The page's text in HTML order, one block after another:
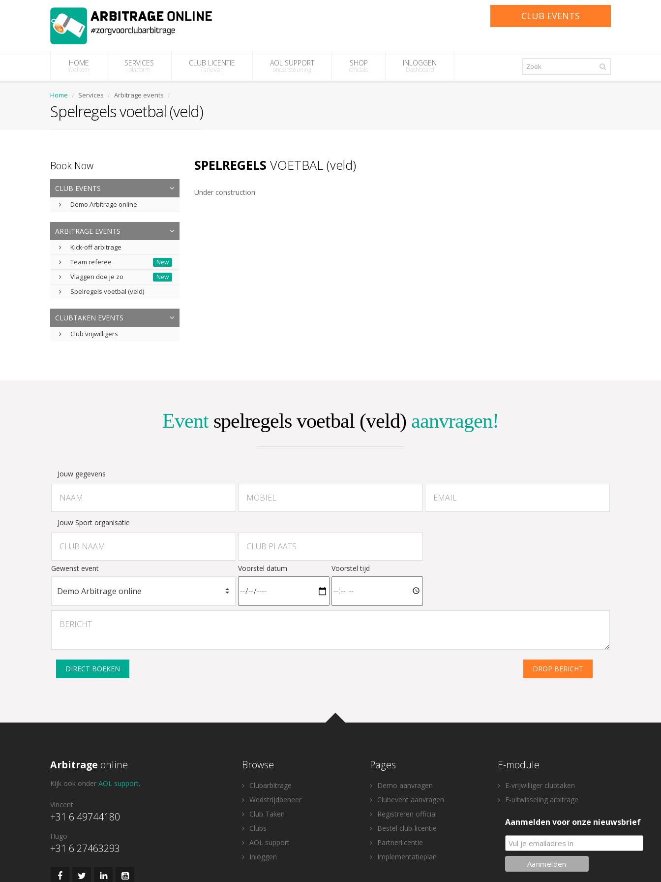
CLUB EVENTS
HOME
Welkom
SERVICES
platform
CLUB LICENTIE
Tarieven
AOL SUPPORT
ondersteuning
SHOP
officials
INLOGGEN
Dashboard
Home Services Arbitrage events
Spelregels voetbal (veld)
Book Now
CLUB EVENTS
Demo Arbitrage online
ARBITRAGE EVENTS
Kick-off arbitrage
New
Team referee
New
Vlaggen doe je zo
Spelregels voetbal (veld)
CLUBTAKEN EVENTS
Club vrijwilligers
SPELREGELS VOETBAL (veld)
Under construction
Eventspelregels voetbal (veld) aanvragen!
Jouw gegevens
Jouw Sport organisatie
Gewenst event Voorstel datum Voorstel tijd
DROP BERICHT
DIRECT BOEKEN
Arbitrage online
Kijk ook onder AOL support.
Vincent
+31 6 49744180
Hugo
+31 6 27463293
Browse
Clubarbitrage
Wedstrijdbeheer
Club Taken
Clubs
AOL support
Inloggen
Pages
Demo aanvragen
Clubevent aanvragen
Registreren official
Bestel club-licentie
Partnerlicentie
Implementatieplan
E-module
E-vrijwilliger clubtaken
E-uitwisseling arbitrage
Aanmelden voor onze nieuwsbrief